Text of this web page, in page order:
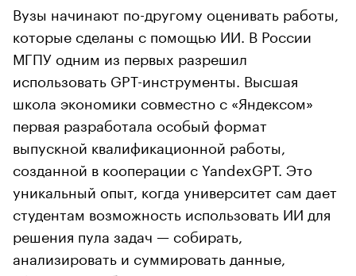
Вузы начинают по-другому оценивать работы,
которые сделаны с помощью ИИ. В России
МГПУ одним из первых разрешил
использовать GPT-инструменты. Высшая
школа экономики совместно с «Яндексом»
первая разработала особый формат
выпускной квалификационной работы,
созданной в кооперации с YandexGPT. Это
уникальный опыт, когда университет сам дает
студентам возможность использовать ИИ для
решения пула задач — собирать,
анализировать и суммировать данные,